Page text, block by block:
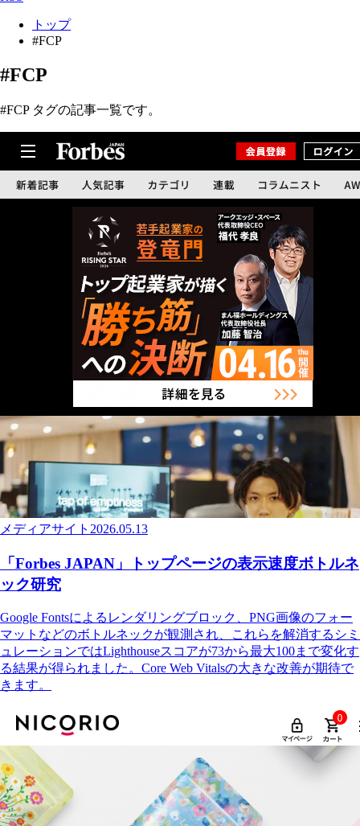
トップ
#FCP
#FCP
#FCP タグの記事一覧です。
メディアサイト 2026.05.13
「Forbes JAPAN」トップページの表示速度ボトルネ
ック研究
Google Fontsによるレンダリングブロック、PNG画像のフォー
マットなどのボトルネックが観測され、これらを解消するシミ
ュレーションではLighthouseスコアが73から最大100まで変化す
る結果が得られました。Core Web Vitalsの大きな改善が期待で
きます。